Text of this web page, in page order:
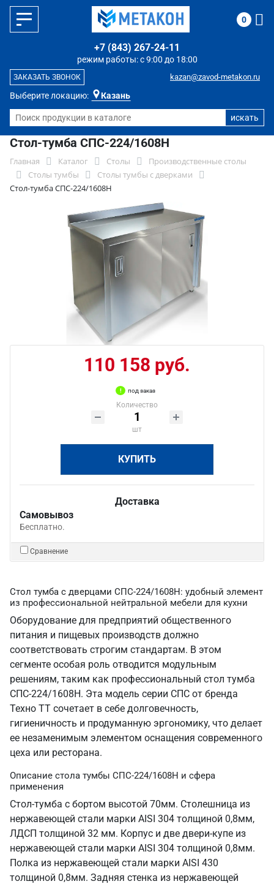
Выберите локацию: Казань
режим работы: с 9:00 до 18:00
+7 (843) 267-24-11
kazan@zavod-metakon.ru
ЗАКАЗАТЬ ЗВОНОК
0
Стол-тумба СПС-224/1608Н
Главная Каталог Столы
Производственные столы
Столы тумбы
Столы тумбы с дверками
Стол-тумба СПС-224/1608Н
110 158 руб.
под заказ
Количество
шт
КУПИТЬ
Доставка
Самовывоз
Бесплатно.
Сравнение
Стол тумба с дверцами СПС-224/1608Н: удобный элемент
из профессиональной нейтральной мебели для кухни
Оборудование для предприятий общественного
питания и пищевых производств должно
соответствовать строгим стандартам. В этом
сегменте особая роль отводится модульным
решениям, таким как профессиональный стол тумба
СПС-224/1608Н. Эта модель серии СПС от бренда
Техно ТТ сочетает в себе долговечность,
гигиеничность и продуманную эргономику, что делает
ее незаменимым элементом оснащения современного
цеха или ресторана.
Описание стола тумбы СПС-224/1608Н и сфера
применения
Стол-тумба с бортом высотой 70мм. Столешница из
нержавеющей стали марки AISI 304 толщиной 0,8мм,
ЛДСП толщиной 32 мм. Корпус и две двери-купе из
нержавеющей стали марки AISI 304 толщиной 0,8мм.
Полка из нержавеющей стали марки AISI 430
толщиной 0,8мм. Задняя стенка из нержавеющей